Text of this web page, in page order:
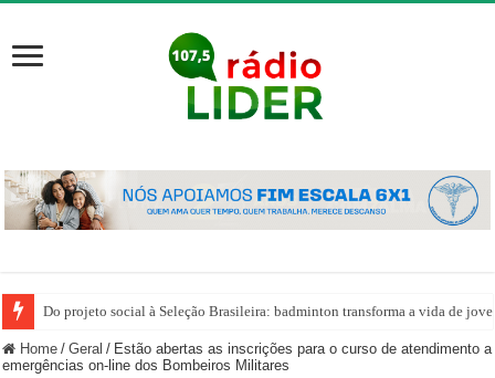
Do projeto social à Seleção Brasileira: badminton transforma a vida de
Home / Geral / Estão abertas as inscrições para o curso de atendimento a
emergências on-line dos Bombeiros Militares